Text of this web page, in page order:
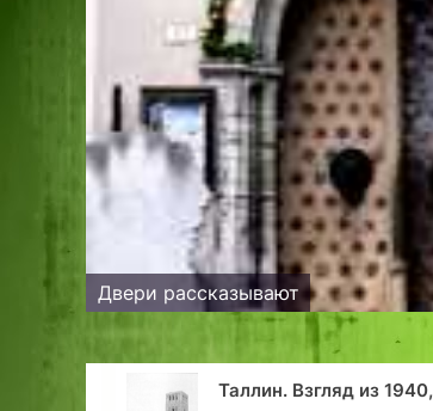
Двери рассказывают
Таллин. Взгляд из 1940,